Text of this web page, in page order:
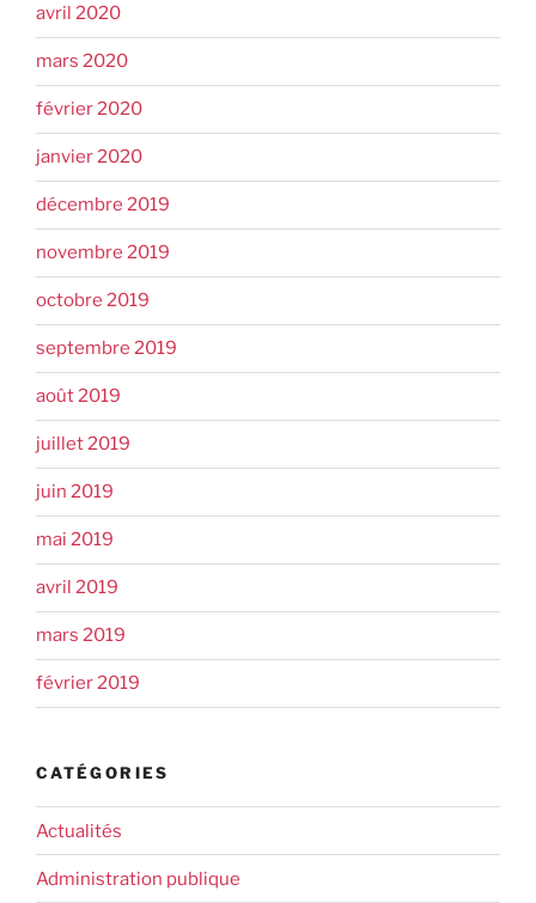
avril 2020
mars 2020
février 2020
janvier 2020
décembre 2019
novembre 2019
octobre 2019
septembre 2019
août 2019
juillet 2019
juin 2019
mai 2019
avril 2019
mars 2019
février 2019
CATÉGORIES
Actualités
Administration publique